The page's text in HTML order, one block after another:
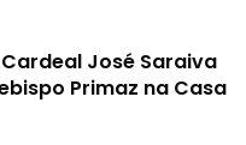
José Saraiva
Primaz na Casa